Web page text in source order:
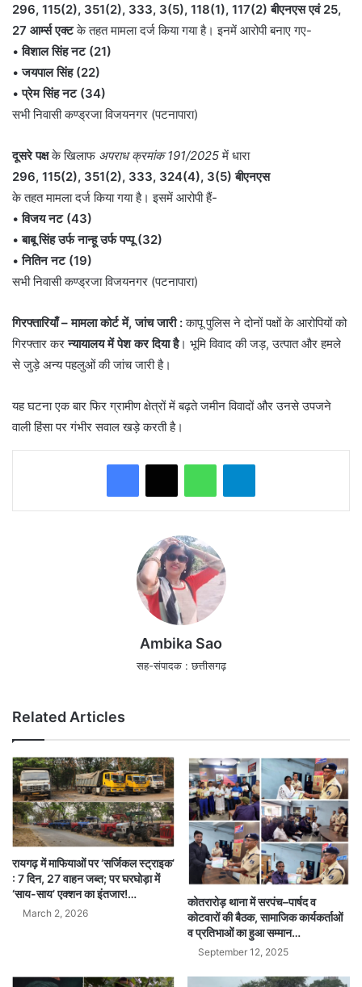
296, 115(2), 351(2), 333, 3(5), 118(1), 117(2) बीएनएस एवं 25,
27 आर्म्स एक्टके तहत मामला दर्ज किया गया है। इनमें आरोपी बनाए गए-
•विशाल सिंह नट (21)
•जयपाल सिंह (22)
•प्रेम सिंह नट (34)
सभी निवासी कण्ड्रजा विजयनगर (पटनापारा)
दूसरे पक्षके खिलाफ अपराध क्रमांक 191/2025में धारा
296, 115(2), 351(2), 333, 324(4), 3(5) बीएनएस
के तहत मामला दर्ज किया गया है। इसमें आरोपी हैं-
•विजय नट (43)
•बाबू सिंह उर्फ नान्हू उर्फ पप्पू (32)
•नितिन नट (19)
सभी निवासी कण्ड्रजा विजयनगर (पटनापारा)
गिरफ्तारियाँ – मामला कोर्ट में, जांच जारी :कापू पुलिस ने दोनों पक्षों के आरोपियों को
गिरफ्तार करन्यायालय में पेश कर दिया है। भूमि विवाद की जड़, उत्पात और हमले
से जुड़े अन्य पहलुओं की जांच जारी है।
यह घटना एक बार फिर ग्रामीण क्षेत्रों में बढ़ते जमीन विवादों और उनसे उपजने
वाली हिंसा पर गंभीर सवाल खड़े करती है।
WhatsAppTelegram
Ambika Sao
सह-संपादक : छत्तीसगढ़
Related Articles
रायगढ़ में माफियाओं पर ‘सर्जिकल स्ट्राइक’
: 7 दिन, 27 वाहन जब्त; पर घरघोड़ा में
‘साय-साय’ एक्शन का इंतजार!…
March 2, 2026
कोतरारोड़ थाना में सरपंच–पार्षद व
कोटवारों की बैठक, सामाजिक कार्यकर्ताओं
व प्रतिभाओं का हुआ सम्मान…
September 12, 2025